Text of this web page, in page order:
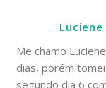
Luciene
Me chamo
dias, porém
segundo dia 6